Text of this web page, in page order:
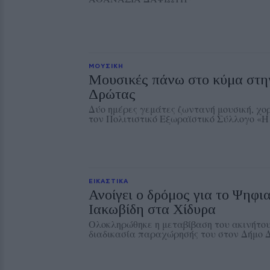
ΜΟΥΣΙΚΗ
Μουσικές πάνω στο κύμα
Δρώτας
Δύο ημέρες γεμάτες ζωντανή μουσική,
τον Πολιτιστικό Εξωραϊστικό Σύλλογο
ΕΙΚΑΣΤΙΚΑ
Ανοίγει ο δρόμος για το
Ιακωβίδη στα Χίδυρα
Ολοκληρώθηκε η μεταβίβαση του
διαδικασία παραχώρησής του στον Δήμο